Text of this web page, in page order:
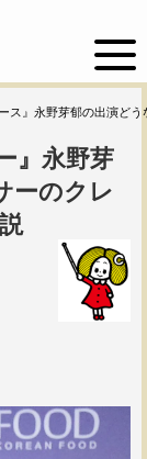
ス』永野芽郁の出演どう
』永野芽
ーのクレ